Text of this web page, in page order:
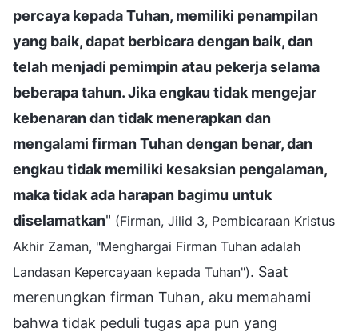
percaya kepada Tuhan, memiliki penampilan
yang baik, dapat berbicara dengan baik, dan
telah menjadi pemimpin atau pekerja selama
beberapa tahun. Jika engkau tidak mengejar
kebenaran dan tidak menerapkan dan
mengalami firman Tuhan dengan benar, dan
engkau tidak memiliki kesaksian pengalaman,
maka tidak ada harapan bagimu untuk
diselamatkan" (Firman, Jilid 3, Pembicaraan Kristus
Akhir Zaman, "Menghargai Firman Tuhan adalah
Landasan Kepercayaan kepada Tuhan"). Saat
merenungkan firman Tuhan, aku memahami
bahwa tidak peduli tugas apa pun yang